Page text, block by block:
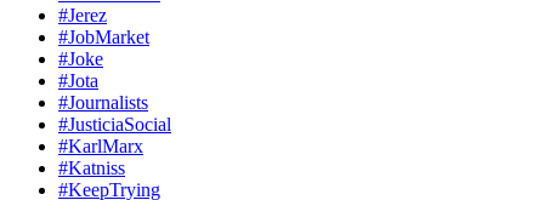
#Jerez
#JobMarket
#Joke
#Jota
#Journalists
#JusticiaSocial
#KarlMarx
#Katniss
#KeepTrying